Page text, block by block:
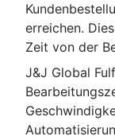
erreichen.
Zeit von der
J&J Global